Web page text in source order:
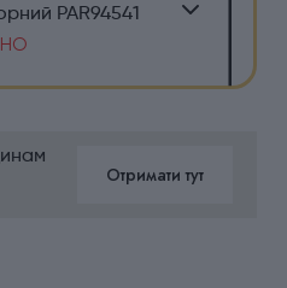
PAR94541
Отримати тут